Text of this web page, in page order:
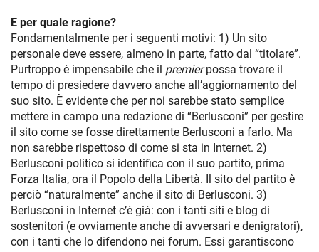
E per quale ragione?
Fondamentalmente per i seguenti motivi: 1) Un sito
personale deve essere, almeno in parte, fatto dal “titolare”.
Purtroppo è impensabile che il premierpossa trovare il
tempo di presiedere davvero anche all’aggiornamento del
suo sito. È evidente che per noi sarebbe stato semplice
mettere in campo una redazione di “Berlusconi” per gestire
il sito come se fosse direttamente Berlusconi a farlo. Ma
non sarebbe rispettoso di come si sta in Internet. 2)
Berlusconi politico si identifica con il suo partito, prima
Forza Italia, ora il Popolo della Libertà. Il sito del partito è
perciò “naturalmente” anche il sito di Berlusconi. 3)
Berlusconi in Internet c’è già: con i tanti siti e blog di
sostenitori (e ovviamente anche di avversari e denigratori),
con i tanti che lo difendono nei forum. Essi garantiscono